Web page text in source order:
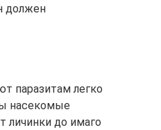
должен
паразитам легко
насекомые
личинки до имаго